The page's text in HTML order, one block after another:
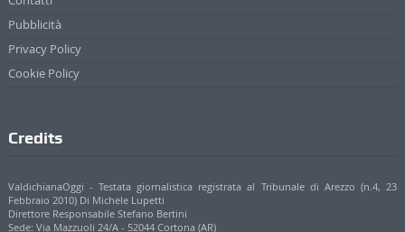
Pubblicità
Privacy Policy
Cookie Policy
Credits
ValdichianaOggi - Testata giornalistica registrata al Tribunale di Arezzo (n.4, 23
Febbraio 2010) Di Michele Lupetti
Direttore Responsabile Stefano Bertini
Sede: Via Mazzuoli 24/A - 52044 Cortona (AR)